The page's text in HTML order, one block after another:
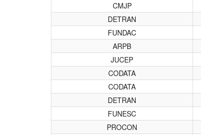
CMJP
DETRAN
FUNDAC
ARPB
JUCEP
CODATA
CODATA
DETRAN
FUNESC
PROCON